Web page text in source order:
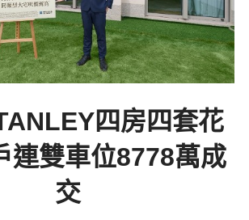
四房四套花
連雙車位8778萬成
交